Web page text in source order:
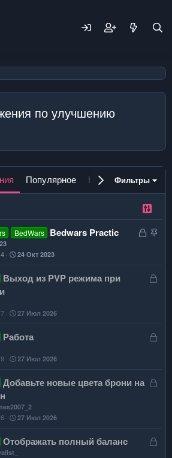
по улучшению
Популярное Новое Фильтры
З
ы
З
е
о
BedWars Bedwars Practic
4 24 Окт 2023
З
т
Выход из PVP режима при
7 27 Июл 2026
З
ы
Работа
9 27 Июл 2026
З
т
Добавьте новые цвета брони на
6 27 Июл 2026
З
Отображать полный баланс